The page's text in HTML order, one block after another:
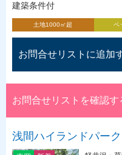
建築条件付
土地1000㎡超 ペ
お問合せリストに追加
お問合せリストを確認す
浅間ハイランドパー